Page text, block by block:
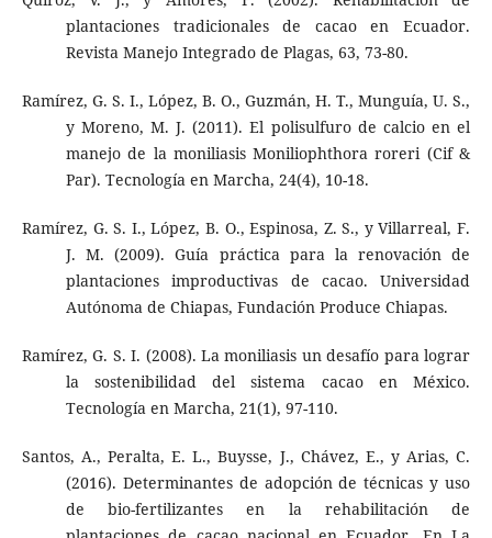
plantaciones tradicionales de cacao en Ecuador.
Revista Manejo Integrado de Plagas, 63, 73-80.
Ramírez, G. S. I., López, B. O., Guzmán, H. T., Munguía, U. S.,
y Moreno, M. J. (2011). El polisulfuro de calcio en el
manejo de la moniliasis Moniliophthora roreri (Cif &
Par). Tecnología en Marcha, 24(4), 10-18.
Ramírez, G. S. I., López, B. O., Espinosa, Z. S., y Villarreal, F.
J. M. (2009). Guía práctica para la renovación de
plantaciones improductivas de cacao. Universidad
Autónoma de Chiapas, Fundación Produce Chiapas.
Ramírez, G. S. I. (2008). La moniliasis un desafío para lograr
la sostenibilidad del sistema cacao en México.
Tecnología en Marcha, 21(1), 97-110.
Santos, A., Peralta, E. L., Buysse, J., Chávez, E., y Arias, C.
(2016). Determinantes de adopción de técnicas y uso
de bio-fertilizantes en la rehabilitación de